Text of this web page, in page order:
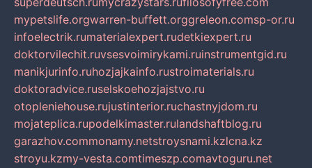
mypetslife.orgwarren-buffett.orggreleon.comsp-or.ru
infoelectrik.rumaterialexpert.rudetkiexpert.ru
doktorvilechit.ruvsesvoimirykami.ruinstrumentgid.ru
manikjurinfo.ruhozjajkainfo.rustroimaterials.ru
doktoradvice.ruselskoehozjajstvo.ru
otopleniehouse.rujustinterior.ruchastnyjdom.ru
mojateplica.rupodelkimaster.rulandshaftblog.ru
garazhov.commonamy.netstroysnami.kzlcna.kz
stroyu.kzmy-vesta.comtimeszp.comavtoguru.net